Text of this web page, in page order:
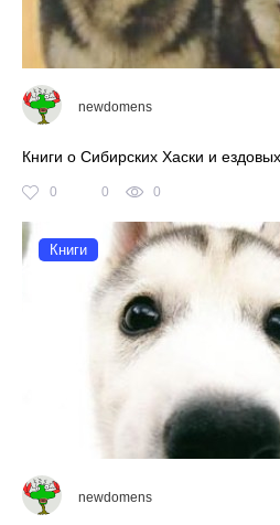
newdomens
Книги о Сибирских Хаски и
0 0 0
Книги
newdomens